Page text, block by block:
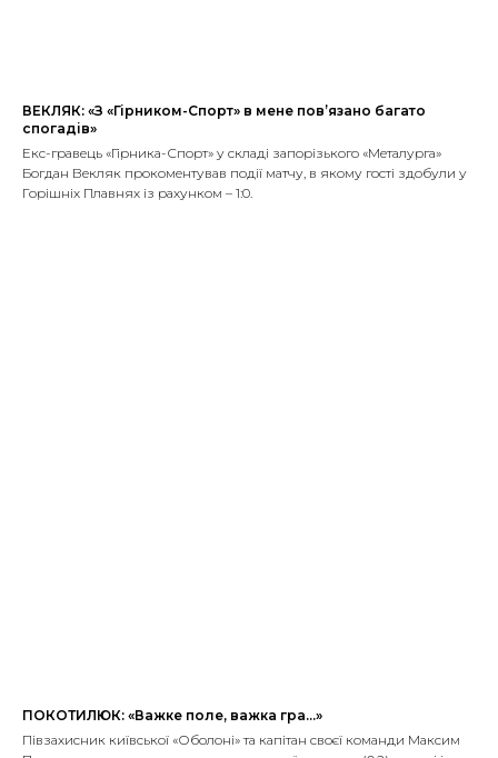
ВЕКЛЯК: «З «Гірником-Спорт» в мене пов’язано багато
спогадів»
Екс-гравець «Гірника-Спорт» у складі запорізького «Металурга»
Богдан Векляк прокоментував події матчу, в якому гості здобули у
Горішніх Плавнях із рахунком – 1:0.
ПОКОТИЛЮК: «Важке поле, важка гра…»
Півзахисник київської «Оболоні» та капітан своєї команди Максим